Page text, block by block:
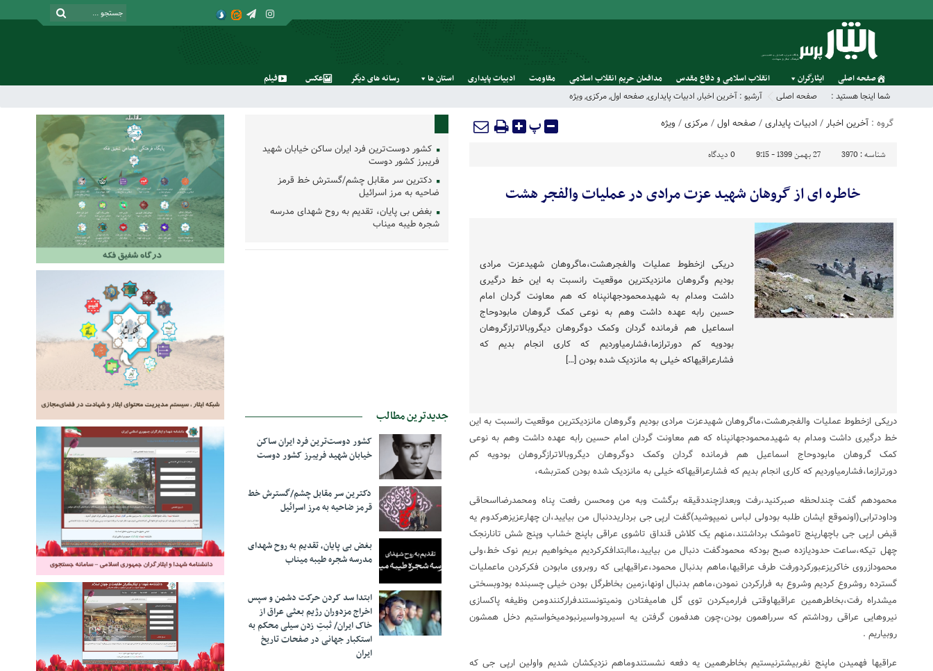
صفحه اصلی ایثارگران انقلاب اسلامی و دفاع مقدس مدافعان حریم انقلاب اسلامی مقاومت ادبیات پایداری استان‌ ها رسانه‌ های‌ دیگر عکس فیلم
شما اینجا هستید : صفحه اصلی آرشیو : آخرین اخبار, ادبیات پایداری,صفحه اول,مرکزی,ویژه
گروه : آخرین اخبار /ادبیات پایداری/ صفحه اول/ مرکزی/ ویژه پ
شناسه : 3970 27 بهمن 1399 - 9:15 0 دیدگاه
خاطره ای از گروهان شهید عزت مرادی در عملیات والفجر هشت
دریکی ازخطوط عملیات والفجرهشت،ماگروهان شهیدعزت مرادی
بودیم وگروهان مانزدیکترین موقعیت رانسبت به این خط درگیری
داشت ومدام به شهیدمحمودجهانپناه که هم معاونت گردان امام
حسین رابه عهده داشت وهم به نوعی کمک گروهان مابودوحاج
اسماعیل هم فرمانده گردان وکمک دوگروهان دیگروبالاترازگروهان
بودویه کم دورترازما،فشارمیاوردیم که کاری انجام بدیم که
فشارعراقیهاکه خیلی به مانزدیک شده بودن […]
دریکی ازخطوط عملیات والفجرهشت،ماگروهان شهیدعزت مرادی بودیم وگروهان مانزدیکترین موقعیت رانسبت به این
خط درگیری داشت ومدام به شهیدمحمودجهانپناه که هم معاونت گردان امام حسین رابه عهده داشت وهم به نوعی
کمک گروهان مابودوحاج اسماعیل هم فرمانده گردان وکمک دوگروهان دیگروبالاترازگروهان بودویه کم
دورترازما،فشارمیاوردیم که کاری انجام بدیم که فشارعراقیهاکه خیلی به مانزدیک شده بودن کمتربشه،
محمودهم گفت چندلحظه صبرکنید،رفت وبعدازچنددقیقه برگشت وبه من ومحسن رفعت پناه ومحمدرضااسحاقی
وداودترابی(اونموقع ایشان طلبه بودولی لباس نمیپوشید)گفت ارپی جی برداریددنبال من بیایید،ان چهارعزیزهرکدوم یه
قبض ارپی جی باچهارپنج تاموشک برداشتند،منهم یک کلاش قنداق تاشوی عراقی باپنج خشاب وپنج شش تانارنجک
چهل تیکه،ساعت حدودیازده صبح بودکه محمودگفت دنبال من بیایید،ماابتدافکرکردیم میخواهیم بریم نوک خط،ولی
محمودازروی خاکریزعبورکردورفت طرف عراقیها،ماهم بدنبال محمود،عراقیهایی که روبروی مابودن فکرکردن ماعملیات
گسترده روشروع کردیم وشروع به فرارکردن نمودن،ماهم بدنبال اونها،زمین بخاطرگل بودن خیلی چسبنده بودوبسختی
میشدراه رفت،بخاطرهمین عراقیهاوقتی فرارمیکردن توی گل هامیفتادن ونمیتونستندفرارکنندومن وظیفه پاکسازی
نیروهایی عراقی روداشتم که سرراهمون بودن،چون هدفمون گرفتن یه اسیرودواسیرنبودمیخواستیم دخل همشون
روبیاریم .
عراقیها فهمیدن ماپنج نفربیشترنیستیم بخاطرهمین یه دفعه نشستندوماهم نزدیکشان شدیم واولین ارپی جی که
کشور دوست‌ترین فرد ایران ساکن خیابان شهید
فریبرز کشور دوست
دکترین سر مقابل چشم/گسترش خط قرمز
ضاحیه به مرز اسرائیل
بغض بی پایان، تقدیم به روح شهدای مدرسه
شجره طیبه میناب
جدیدترین مطالب
کشور دوست‌ترین فرد ایران ساکن
خیابان شهید فریبرز کشور دوست
دکترین سر مقابل چشم/گسترش خط
قرمز ضاحیه به مرز اسرائیل
بغض بی پایان، تقدیم به روح شهدای
مدرسه شجره طیبه میناب
ابتدا سد کردن حرکت دشمن و سپس
اخراج مزدوران رژیم بعثی عراق از
خاک ایران/ ثبتِ زدن سیلی محکم به
استکبار جهانی در صفحات تاریخ
ایران